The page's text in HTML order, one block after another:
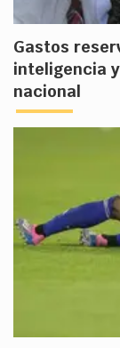
Gastos
inteligencia
nacional